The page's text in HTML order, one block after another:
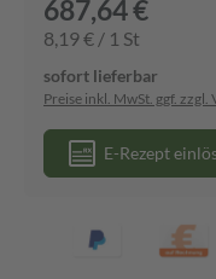
687,64 €
8,19 € / 1 St
sofort lieferbar
Preise inkl. MwSt. ggf. zzgl.
E-Rezept